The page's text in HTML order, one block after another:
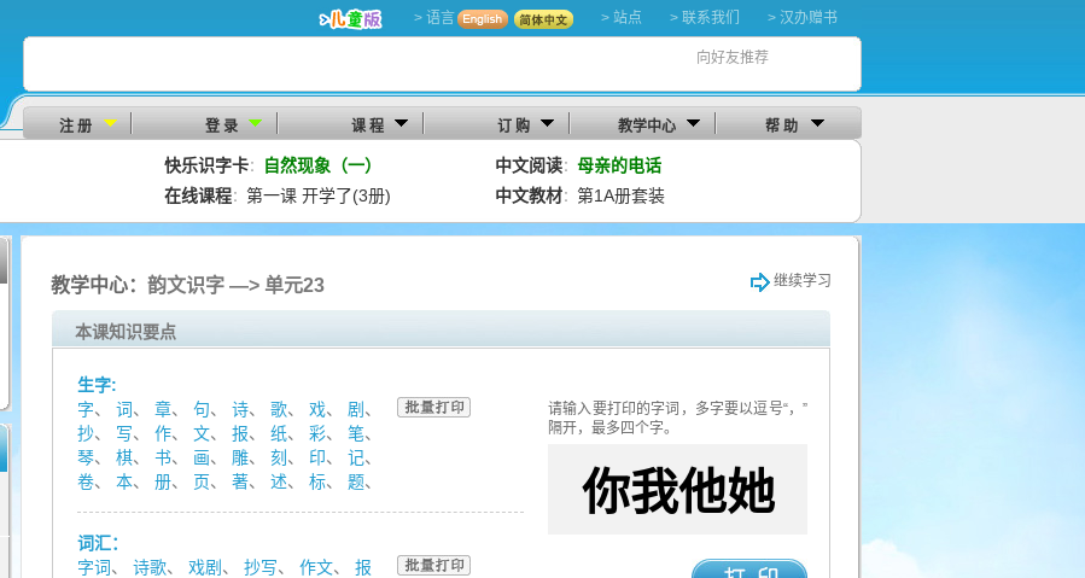
> 语言 > 站点 > 联系我们 > 汉办赠书
向好友推荐
注 册 登 录 课 程 订 购 教学中心 帮 助
快乐识字卡： 自然现象（一） 中文阅读： 母亲的电话
在线课程： 第一课 开学了(3册) 中文教材： 第1A册套装
教学中心： 韵文识字 —> 单元23 继续学习
本课知识要点
生字:
字、 词、 章、 句、 诗、 歌、 戏、 剧 、
抄、 写、 作、 文、 报、 纸、 彩、 笔、
琴、 棋、 书、 画、 雕、 刻 、 印、 记、
卷、 本、 册、 页、 著、 述、 标、 题、
词汇：
字词、 诗歌、 戏剧 、 抄写、 作文、 报
请输入要打印的字词，多字要以逗号“，”
隔开，最多四个字。